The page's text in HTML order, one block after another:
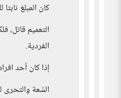
كان المبلغ
التعميم قاتل،
الفردية.
إذا كان أحد
السّعة والتحرى